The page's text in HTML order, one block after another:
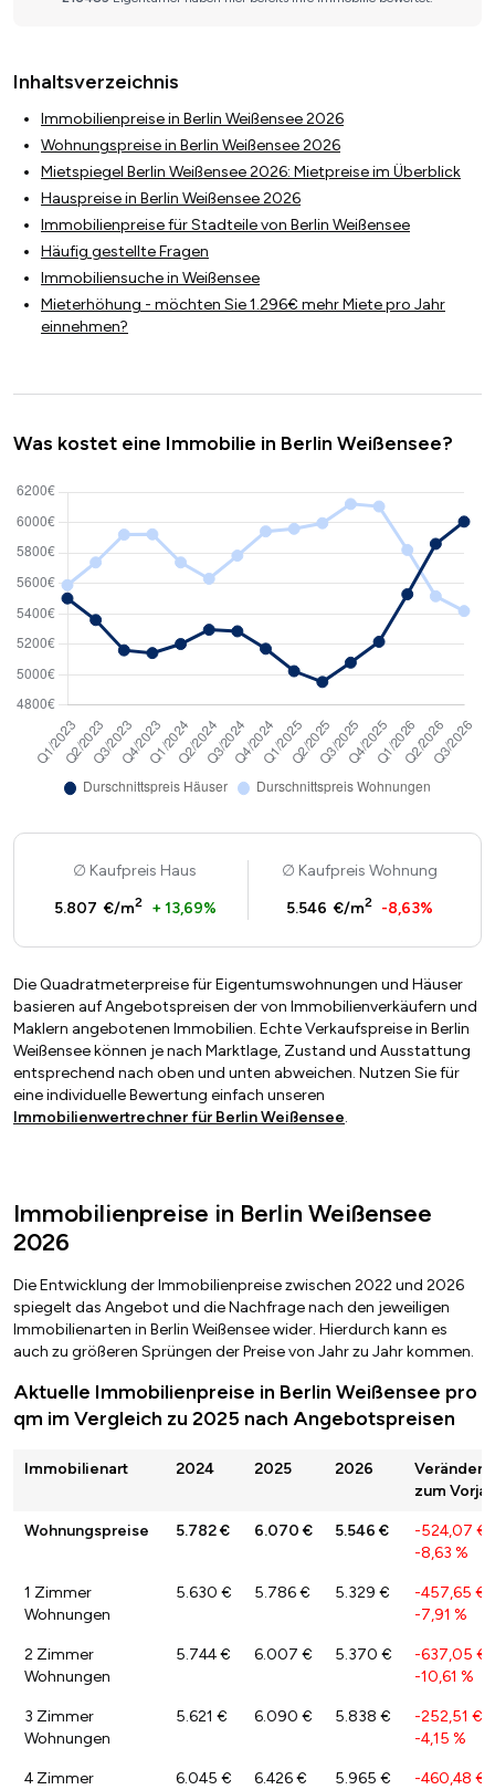
Inhaltsverzeichnis
Immobilienpreise in Berlin Weißensee 2026
Wohnungspreise in Berlin Weißensee 2026
Mietspiegel Berlin Weißensee 2026: Mietpreise im Überblick
Hauspreise in Berlin Weißensee 2026
Immobilienpreise für Stadteile von Berlin Weißensee
Häufig gestellte Fragen
Immobiliensuche in Weißensee
Mieterhöhung - möchten Sie 1.296€ mehr Miete pro Jahr
einnehmen?
Was kostet eine Immobilie in Berlin Weißensee?
Kaufpreis Haus
5.807 €/m2 + 13,69%
Kaufpreis Wohnung
5.546 €/m2 -8,63%
Die Quadratmeterpreise für Eigentumswohnungen und Häuser
basieren auf Angebotspreisen der von Immobilienverkäufern und
Maklern angebotenen Immobilien. Echte Verkaufspreise in Berlin
Weißensee können je nach Marktlage, Zustand und Ausstattung
entsprechend nach oben und unten abweichen. Nutzen Sie für
eine individuelle Bewertung einfach unseren
Immobilienwertrechner für Berlin Weißensee.
Immobilienpreise in Berlin Weißensee
2026
Die Entwicklung der Immobilienpreise zwischen 2022 und 2026
spiegelt das Angebot und die Nachfrage nach den jeweiligen
Immobilienarten in Berlin Weißensee wider. Hierdurch kann es
auch zu größeren Sprüngen der Preise von Jahr zu Jahr kommen.
Aktuelle Immobilienpreise in Berlin Weißensee pro
qm im Vergleich zu 2025 nach Angebotspreisen
Immobilienart 2024 2025 2026
zum
Wohnungspreise 5.782 € 6.070 € 5.546 € -524,07 €
-8,63 %
1 Zimmer
Wohnungen
5.630 € 5.786 € 5.329 € -457,65 €
-7,91 %
2 Zimmer
Wohnungen
5.744 € 6.007 € 5.370 € -637,05 €
-10,61 %
3 Zimmer
Wohnungen
5.621 € 6.090 € 5.838 € -252,51 €
-4,15 %
4 Zimmer
6.045 € 6.426 € 5.965 € -460,48 €